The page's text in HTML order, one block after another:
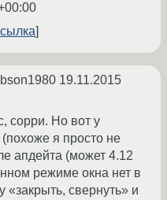
19.11.2015
сорри. Но вот у
(похоже я просто не
апдейта (может 4.12
режиме окна нет в
«закрыть, свернуть» и